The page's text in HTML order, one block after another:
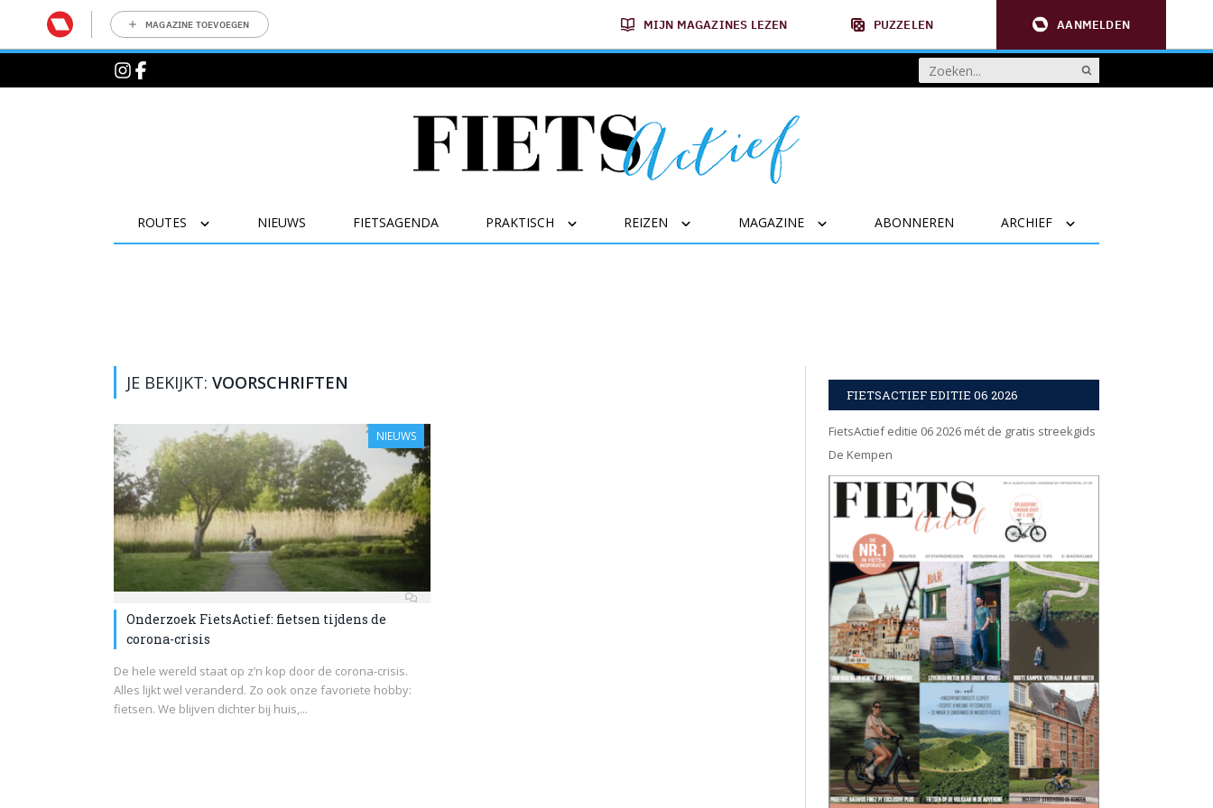
MAGAZINE TOEVOEGEN MIJN MAGAZINES LEZEN PUZZELEN AANMELDEN
ROUTES NIEUWS FIETSAGENDA PRAKTISCH REIZEN MAGAZINE ABONNEREN ARCHIEF
JE BEKIJKT: VOORSCHRIFTEN
NIEUWS
Onderzoek FietsActief: fietsen tijdens de
corona-crisis
De hele wereld staat op z’n kop door de corona-crisis.
Alles lijkt wel veranderd. Zo ook onze favoriete hobby:
fietsen. We blijven dichter bij huis,...
FIETSACTIEF EDITIE 06 2026
FietsActief editie 06 2026 mét de gratis streekgids
De Kempen